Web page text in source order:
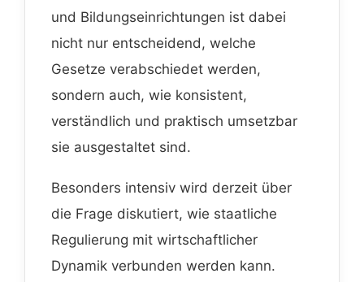
und Bildungseinrichtungen ist dabei
nicht nur entscheidend, welche
Gesetze verabschiedet werden,
sondern auch, wie konsistent,
verständlich und praktisch umsetzbar
sie ausgestaltet sind.
Besonders intensiv wird derzeit über
die Frage diskutiert, wie staatliche
Regulierung mit wirtschaftlicher
Dynamik verbunden werden kann.